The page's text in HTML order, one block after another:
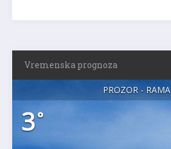
Vremenska prognoza
PROZOR - RAMA
3°